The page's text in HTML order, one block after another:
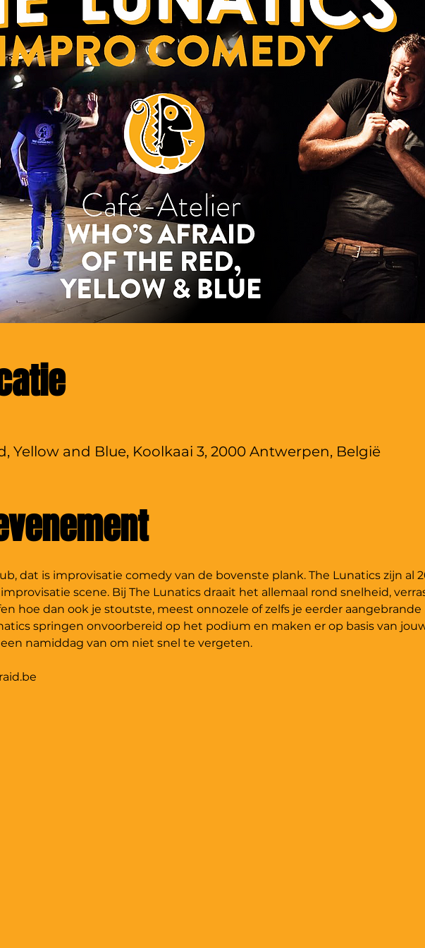
Yellow and Blue, Koolkaai 3, 2000 Antwerpen, België
dat is improvisatie comedy van de bovenste plank. The Lunatics zijn al
scene. Bij The Lunatics draait het allemaal rond snelheid,
hoe dan ook je stoutste, meest onnozele of zelfs je eerder aangebrande
springen onvoorbereid op het podium en maken er op basis van
suggesties on the spot een namiddag van om niet snel te vergeten.